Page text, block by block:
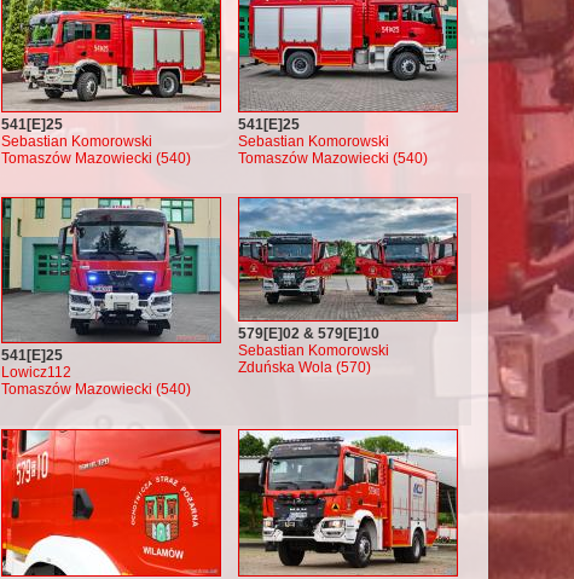
541[E]25
Sebastian Komorowski
Tomaszów Mazowiecki (540)
541[E]25
Sebastian Komorowski
Tomaszów Mazowiecki (540)
541[E]25
Lowicz112
Tomaszów Mazowiecki (540)
579[E]02 & 579[E]10
Sebastian Komorowski
Zduńska Wola (570)